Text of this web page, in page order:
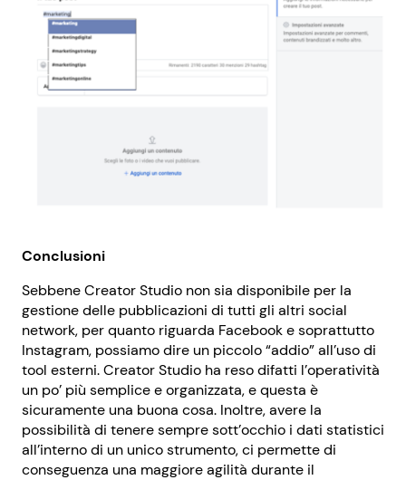
Conclusioni
Sebbene Creator Studio non sia disponibile per la
gestione delle pubblicazioni di tutti gli altri social
network, per quanto riguarda Facebook e soprattutto
Instagram, possiamo dire un piccolo “addio” all’uso di
tool esterni. Creator Studio ha reso difatti l’operatività
un po’ più semplice e organizzata, e questa è
sicuramente una buona cosa. Inoltre, avere la
possibilità di tenere sempre sott’occhio i dati statistici
all’interno di un unico strumento, ci permette di
conseguenza una maggiore agilità durante il